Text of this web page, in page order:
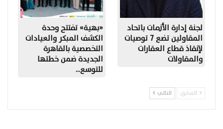
لجنة إدارة الأزمات باتحاد
المقاولين تضع 7 توصيات
لإنقاذ قطاع العقارات
والمقاولات
«بهية» تفتتح وحدة
الكشف المبكر والعيادات
التخصصية بالقاهرة
الجديدة ضمن خطتها
للتوسع…
السابق التالي